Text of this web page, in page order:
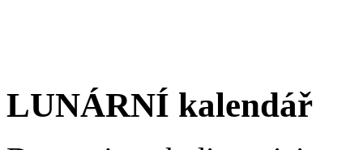
LUNÁRNÍ kalendář